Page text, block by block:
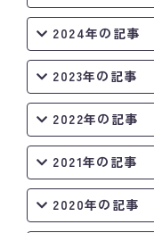
2024年の記事
2023年の記事
2022年の記事
2021年の記事
2020年の記事